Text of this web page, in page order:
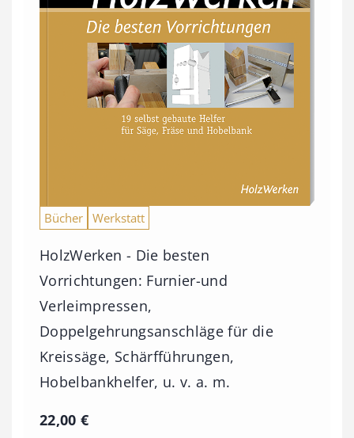
Bücher Werkstatt
HolzWerken - Die besten
Vorrichtungen: Furnier-und
Verleimpressen,
Doppelgehrungsanschläge für die
Kreissäge, Schärfführungen,
Hobelbankhelfer, u. v. a. m.
22,00€